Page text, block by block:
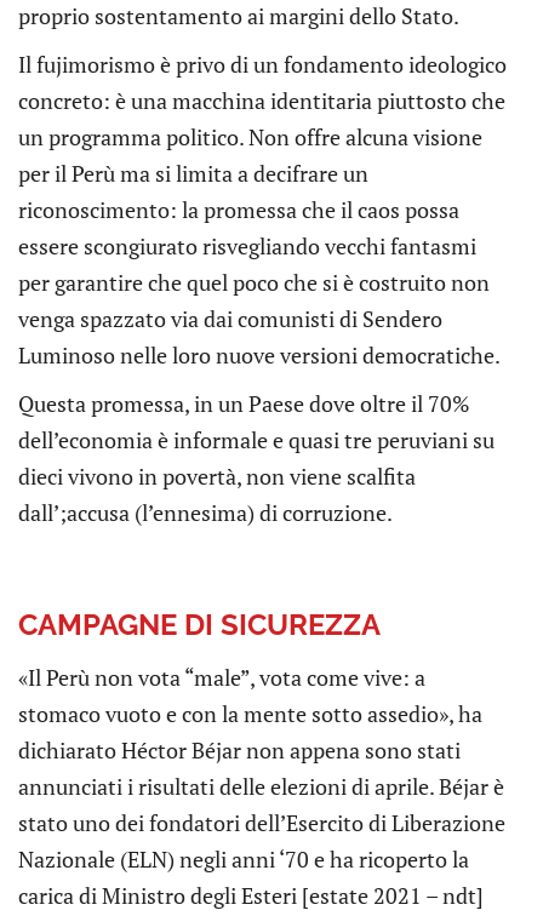
proprio sostentamento ai margini dello Stato.
Il fujimorismo è privo di un fondamento ideologico
concreto: è una macchina identitaria piuttosto che
un programma politico. Non offre alcuna visione
per il Perù ma si limita a decifrare un
riconoscimento: la promessa che il caos possa
essere scongiurato risvegliando vecchi fantasmi
per garantire che quel poco che si è costruito non
venga spazzato via dai comunisti di Sendero
Luminoso nelle loro nuove versioni democratiche.
Questa promessa, in un Paese dove oltre il 70%
dell’economia è informale e quasi tre peruviani su
dieci vivono in povertà, non viene scalfita
dall’;accusa (l’ennesima) di corruzione.
CAMPAGNE DI SICUREZZA
«Il Perù non vota “male”, vota come vive: a
stomaco vuoto e con la mente sotto assedio», ha
dichiarato Héctor Béjar non appena sono stati
annunciati i risultati delle elezioni di aprile. Béjar è
stato uno dei fondatori dell’Esercito di Liberazione
Nazionale (ELN) negli anni ‘70 e ha ricoperto la
carica di Ministro degli Esteri [estate 2021 – ndt]